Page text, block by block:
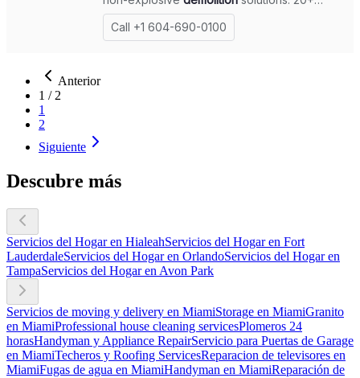
Anterior
1 /2
1
2
Siguiente
Descubre más
Servicios del Hogar en HialeahServicios del Hogar en Fort
LauderdaleServicios del Hogar en OrlandoServicios del Hogar en
TampaServicios del Hogar en Avon Park
Servicios de moving y delivery en MiamiStorage en MiamiGranito
en MiamiProfessional house cleaning servicesPlomeros 24
horasHandyman y Appliance RepairServicio para Puertas de Garage
en MiamiTecheros y Roofing ServicesReparacion de televisores en
MiamiFugas de agua en MiamiHandyman en MiamiReparación de